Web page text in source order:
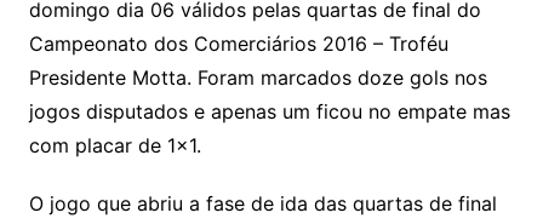
domingo dia 06 válidos pelas quartas de final do
Campeonato dos Comerciários 2016 – Troféu
Presidente Motta. Foram marcados doze gols nos
jogos disputados e apenas um ficou no empate mas
com placar de 1×1.
O jogo que abriu a fase de ida das quartas de final